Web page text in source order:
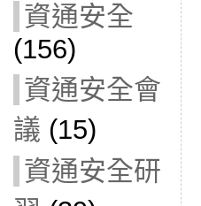
資通安全
(156)
資通安全會
議 (15)
資通安全研